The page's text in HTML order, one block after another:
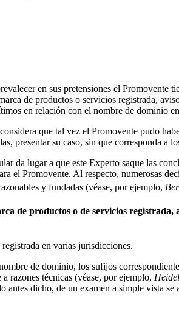
en sus pretensiones el Promovente
de productos o servicios registrada,
en relación con el nombre de dominio
que tal vez el Promovente pudo
presentar su caso, sin que corresponda a
da lugar a que este Experto saque las
el Promovente. Al respecto, numerosas
y fundadas (véase, por ejemplo,
de productos o de servicios
en varias jurisdicciones.
de dominio, los sufijos
razones técnicas (véase, por ejemplo,
antes dicho, de un examen a simple vista